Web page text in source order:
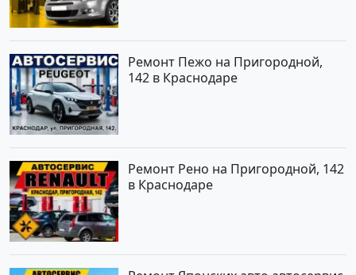
Ремонт Пежо на Пригородной,
142 в Краснодаре
Ремонт Рено на Пригородной, 142
в Краснодаре